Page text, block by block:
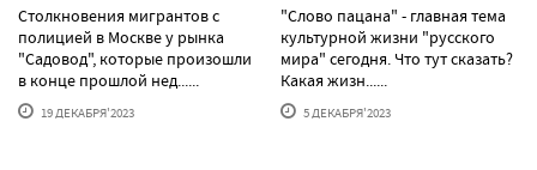
Столкновения мигрантов с
полицией в Москве у рынка
"Садовод", которые произошли
в конце прошлой нед......
19 ДЕКАБРЯ'2023
"Слово пацана" - главная тема
культурной жизни "русского
мира" сегодня. Что тут сказать?
Какая жизн......
5 ДЕКАБРЯ'2023